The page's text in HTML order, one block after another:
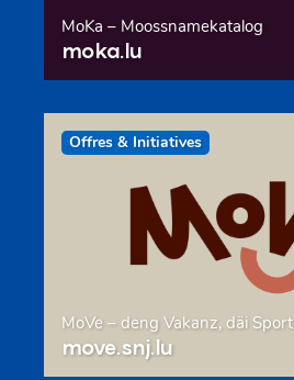
MoKa – Moossnamekatalog
moka.lu
Offres & Initiatives
MoVe – deng Vakanz, däi Sport
move.snj.lu